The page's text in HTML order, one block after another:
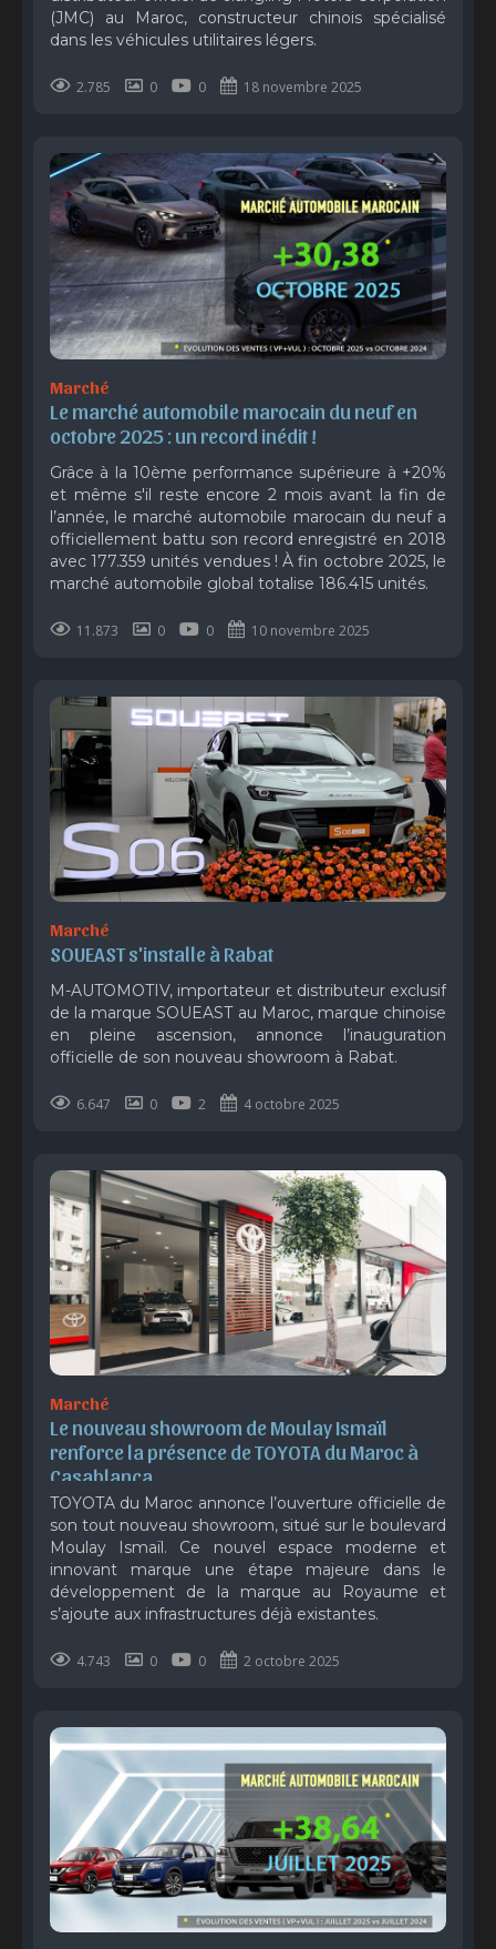
(JMC) au Maroc, constructeur chinois spécialisé
dans les véhicules utilitaires légers.
2.785 0 0 18 novembre 2025
Marché
Le marché automobile marocain du neuf en
octobre 2025 : un record inédit !
Grâce à la 10ème performance supérieure à +20%
et même s'il reste encore 2 mois avant la fin de
l’année, le marché automobile marocain du neuf a
officiellement battu son record enregistré en 2018
avec 177.359 unités vendues ! À fin octobre 2025, le
marché automobile global totalise 186.415 unités.
11.873 0 0 10 novembre 2025
Marché
SOUEAST s'installe à Rabat
M-AUTOMOTIV, importateur et distributeur exclusif
de la marque SOUEAST au Maroc, marque chinoise
en pleine ascension, annonce l’inauguration
officielle de son nouveau showroom à Rabat.
6.647 0 2 4 octobre 2025
Marché
Le nouveau showroom de Moulay Ismaïl
renforce la présence de TOYOTA du Maroc à
Casablanca
TOYOTA du Maroc annonce l’ouverture officielle de
son tout nouveau showroom, situé sur le boulevard
Moulay Ismaïl. Ce nouvel espace moderne et
innovant marque une étape majeure dans le
développement de la marque au Royaume et
s’ajoute aux infrastructures déjà existantes.
4.743 0 0 2 octobre 2025